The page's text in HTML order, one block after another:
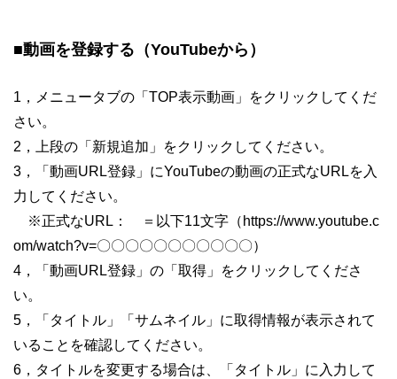
■動画を登録する（YouTubeから）
1，メニュータブの「TOP表示動画」をクリックしてくだ
さい。
2，上段の「新規追加」をクリックしてください。
3，「動画URL登録」にYouTubeの動画の正式なURLを入
力してください。
※正式なURL： ＝以下11文字（https://www.youtube.c
om/watch?v=〇〇〇〇〇〇〇〇〇〇〇）
4，「動画URL登録」の「取得」をクリックしてくださ
い。
5，「タイトル」「サムネイル」に取得情報が表示されて
いることを確認してください。
6，タイトルを変更する場合は、「タイトル」に入力して